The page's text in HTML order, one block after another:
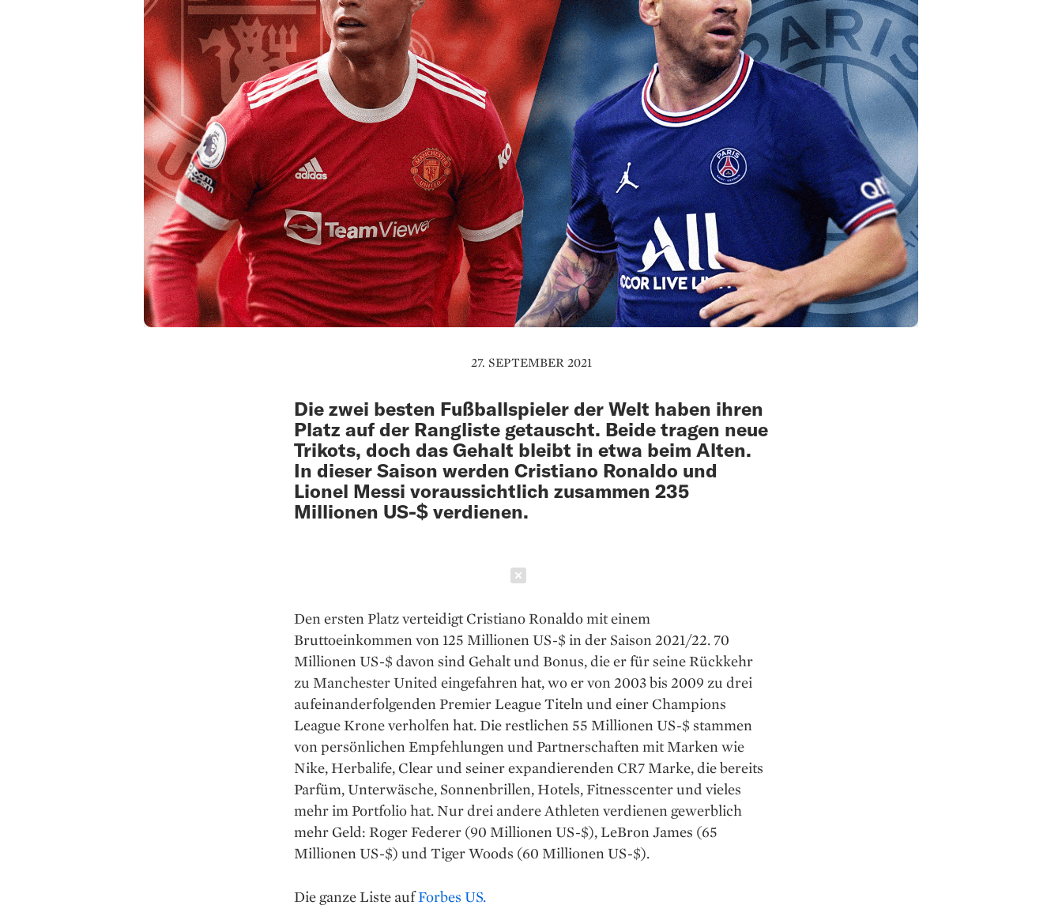
27. SEPTEMBER 2021
Die zwei besten Fußballspieler der Welt haben ihren
Platz auf der Rangliste getauscht. Beide tragen neue
Trikots, doch das Gehalt bleibt in etwa beim Alten.
In dieser Saison werden Cristiano Ronaldo und
Lionel Messi voraussichtlich zusammen 235
Millionen US-$ verdienen.
Den ersten Platz verteidigt Cristiano Ronaldo mit einem
Bruttoeinkommen von 125 Millionen US-$ in der Saison 2021/22. 70
Millionen US-$ davon sind Gehalt und Bonus, die er für seine Rückkehr
zu Manchester United eingefahren hat, wo er von 2003 bis 2009 zu drei
aufeinanderfolgenden Premier League Titeln und einer Champions
League Krone verholfen hat. Die restlichen 55 Millionen US-$ stammen
von persönlichen Empfehlungen und Partnerschaften mit Marken wie
Nike, Herbalife, Clear und seiner expandierenden CR7 Marke, die bereits
Parfüm, Unterwäsche, Sonnenbrillen, Hotels, Fitnesscenter und vieles
mehr im Portfolio hat. Nur drei andere Athleten verdienen gewerblich
mehr Geld: Roger Federer (90 Millionen US-$), LeBron James (65
Millionen US-$) und Tiger Woods (60 Millionen US-$).
Die ganze Liste aufForbes US.